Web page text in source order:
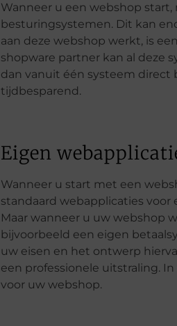
Wanneer u een webshop
besturingsystemen. Dit kan
aan deze webshop werkt, is
shopware partner kan al deze
dan vanuit één systeem direct
tijdbesparend.
Eigen
Wanneer u start met een
standaard webapplicaties voor
Maar wanneer u uw webshop
bijvoorbeeld een eigen
uw eisen en het ontwerp
een professionele uitstraling.
voor uw webshop.